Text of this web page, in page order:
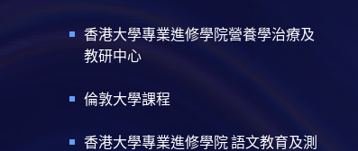
香港大學專業進修學院營養學治療及
教研中心
倫敦大學課程
香港大學專業進修學院 語文教育及測